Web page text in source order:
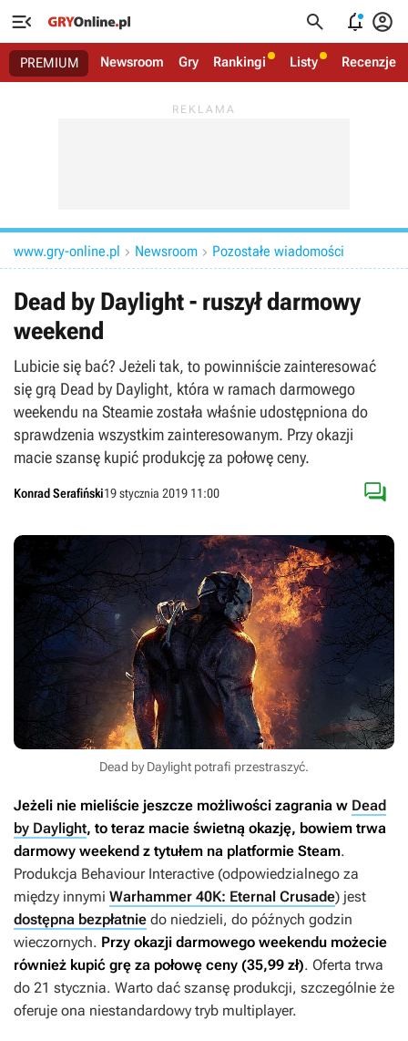
   
PREMIUM Newsroom Gry Rankingi Listy Recenzje
www.gry-online.pl  Newsroom  Pozostałe wiadomości
Dead by Daylight - ruszył darmowy
weekend
Lubicie się bać? Jeżeli tak, to powinniście zainteresować
się grą Dead by Daylight, która w ramach darmowego
weekendu na Steamie została właśnie udostępniona do
sprawdzenia wszystkim zainteresowanym. Przy okazji
macie szansę kupić produkcję za połowę ceny.
Konrad Serafiński19 stycznia 2019 11:00 
Dead by Daylight potrafi przestraszyć.
Jeżeli nie mieliście jeszcze możliwości zagrania w Dead
by Daylight, to teraz macie świetną okazję, bowiem trwa
darmowy weekend z tytułem na platformie Steam.
Produkcja Behaviour Interactive (odpowiedzialnego za
między innymi Warhammer 40K: Eternal Crusade) jest
dostępna bezpłatnie do niedzieli, do późnych godzin
wieczornych. Przy okazji darmowego weekendu możecie
również kupić grę za połowę ceny (35,99 zł). Oferta trwa
do 21 stycznia. Warto dać szansę produkcji, szczególnie że
oferuje ona niestandardowy tryb multiplayer.